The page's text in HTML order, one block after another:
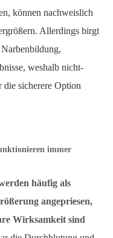
können nachweislich
Allerdings birgt
weshalb nicht-
sicherere Option
immer
häufig als
angepriesen,
Wirksamkeit sind